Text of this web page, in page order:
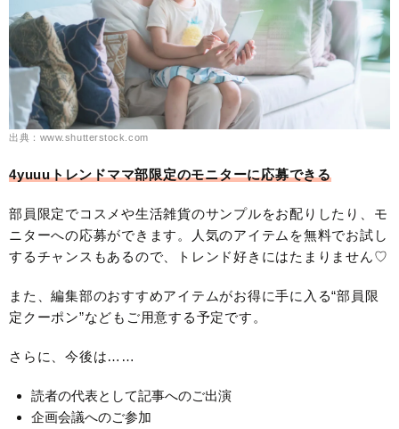
出典：www.shutterstock.com
4yuuuトレンドママ部限定のモニターに応募できる
部員限定でコスメや生活雑貨のサンプルをお配りしたり、モ
ニターへの応募ができます。人気のアイテムを無料でお試し
するチャンスもあるので、トレンド好きにはたまりません♡
また、編集部のおすすめアイテムがお得に手に入る“部員限
定クーポン”などもご用意する予定です。
さらに、今後は……
読者の代表として記事へのご出演
企画会議へのご参加